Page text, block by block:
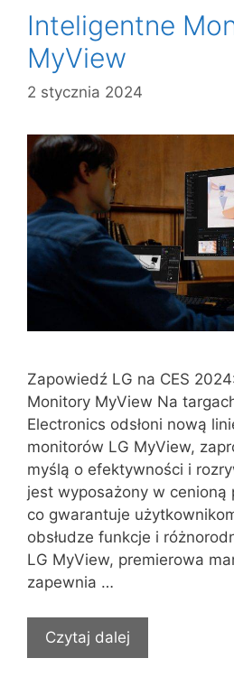
Inteligentne
MyView
2 stycznia 2024
Zapowiedź LG na CES
Monitory MyView Na
Electronics odsłoni nową
monitorów LG MyView,
myślą o efektywności i
jest wyposażony w cenioną
co gwarantuje
obsłudze funkcje i
LG MyView, premierowa
zapewnia …
Czytaj dalej